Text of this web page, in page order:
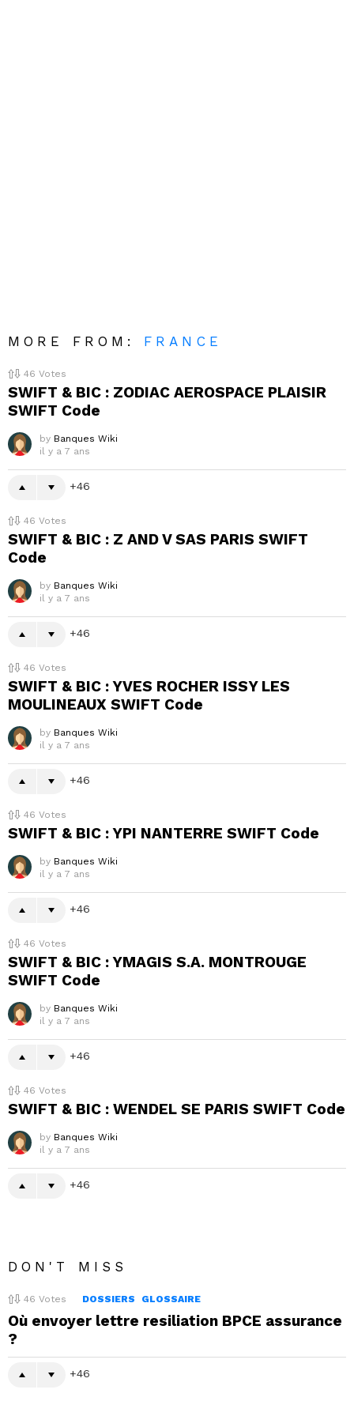
MORE FROM: FRANCE
46 Votes
SWIFT & BIC : ZODIAC AEROSPACE PLAISIR
SWIFT Code
by Banques Wiki
il y a 7 ans
46
46 Votes
SWIFT & BIC : Z AND V SAS PARIS SWIFT
Code
by Banques Wiki
il y a 7 ans
46
46 Votes
SWIFT & BIC : YVES ROCHER ISSY LES
MOULINEAUX SWIFT Code
by Banques Wiki
il y a 7 ans
46
46 Votes
SWIFT & BIC : YPI NANTERRE SWIFT Code
by Banques Wiki
il y a 7 ans
46
46 Votes
SWIFT & BIC : YMAGIS S.A. MONTROUGE
SWIFT Code
by Banques Wiki
il y a 7 ans
46
46 Votes
SWIFT & BIC : WENDEL SE PARIS SWIFT Code
by Banques Wiki
il y a 7 ans
46
DON'T MISS
46 Votes DOSSIERS GLOSSAIRE
Où envoyer lettre resiliation BPCE assurance
?
46